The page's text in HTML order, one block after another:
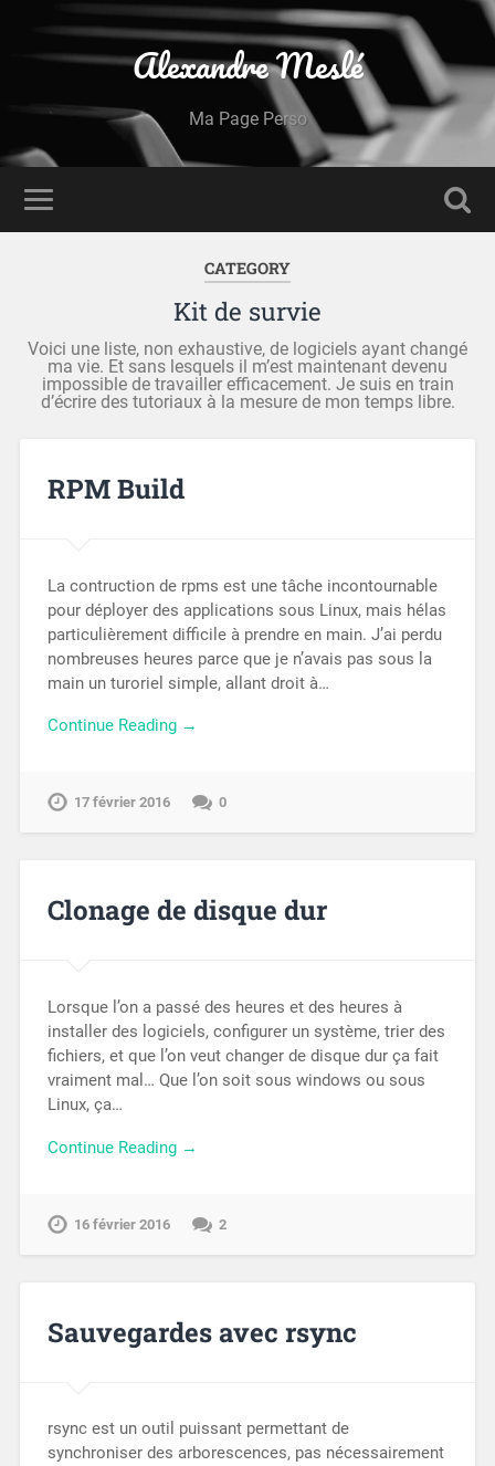
Alexandre Meslé
Ma Page Perso
CATEGORY
Kit de survie
Voici une liste, non exhaustive, de logiciels ayant changé
ma vie. Et sans lesquels il m’est maintenant devenu
impossible de travailler efficacement. Je suis en train
d’écrire des tutoriaux à la mesure de mon temps libre.
RPM Build
La contruction de rpms est une tâche incontournable
pour déployer des applications sous Linux, mais hélas
particulièrement difficile à prendre en main. J’ai perdu
nombreuses heures parce que je n’avais pas sous la
main un turoriel simple, allant droit à…
Continue Reading →
17 février 2016 0
Clonage de disque dur
Lorsque l’on a passé des heures et des heures à
installer des logiciels, configurer un système, trier des
fichiers, et que l’on veut changer de disque dur ça fait
vraiment mal… Que l’on soit sous windows ou sous
Linux, ça…
Continue Reading →
16 février 2016 2
Sauvegardes avec rsync
rsync est un outil puissant permettant de
synchroniser des arborescences, pas nécessairement